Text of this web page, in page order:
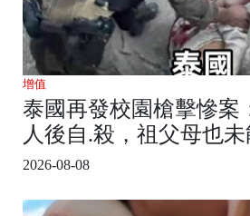
增值
泰國再發校園槍擊慘案
人後自.殺，祖父母也
2026-08-08